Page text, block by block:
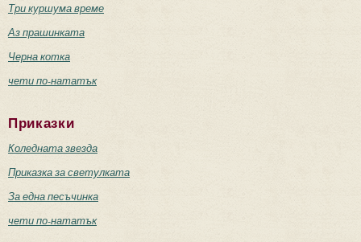
Три куршума време
Аз прашинката
Черна котка
чети по-нататък
Приказки
Коледната звезда
Приказка за светулката
За една песъчинка
чети по-нататък